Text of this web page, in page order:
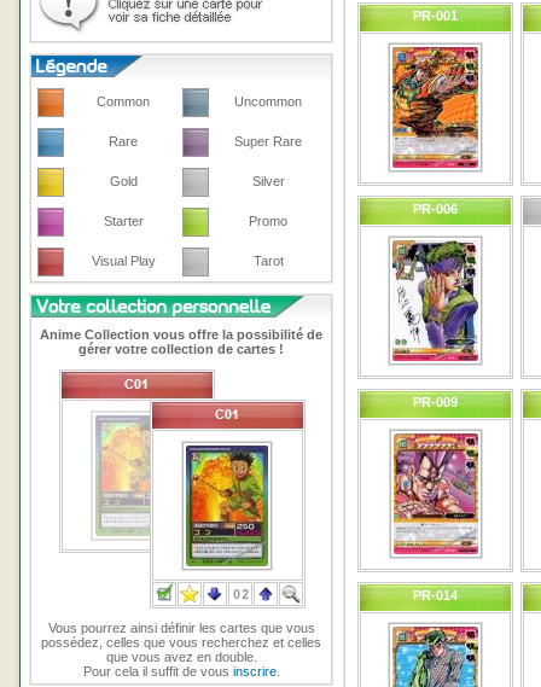
Common Uncommon
Rare Super Rare
Gold Silver
Starter Promo
Visual Play Tarot
Anime Collection vous offre la possibilité de
gérer votre collection de cartes !
Vous pourrez ainsi définir les cartes que vous
possédez, celles que vous recherchez et celles
que vous avez en double.
Pour cela il suffit de vous inscrire.
PR-001
PR-006
PR-009
PR-014